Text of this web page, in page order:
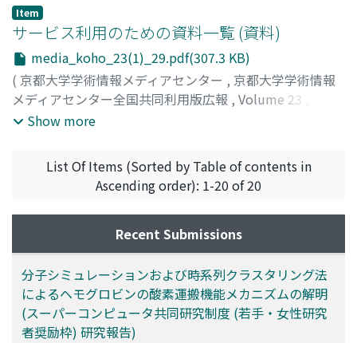
Item
サービス利用のための資料一覧 (資料)
media_koho_23(1)_29.pdf(307.3 KB)
( 京都大学学術情報メディアセンター , 京都大学学術情報
メディアセンター全国共同利用版広報 , Volume 23
1,2024 ,pp.29-29
Show more
List Of Items (Sorted by Table of contents in
Ascending order): 1-20 of 20
Recent Submissions
分子シミュレーションおよび時系列クラスタリング法
によるヘモグロビンの酸素運搬機能メカニズムの解明
(スーパーコンピュータ共同研究制度 (若手・女性研究
者奨励枠) 研究報告)